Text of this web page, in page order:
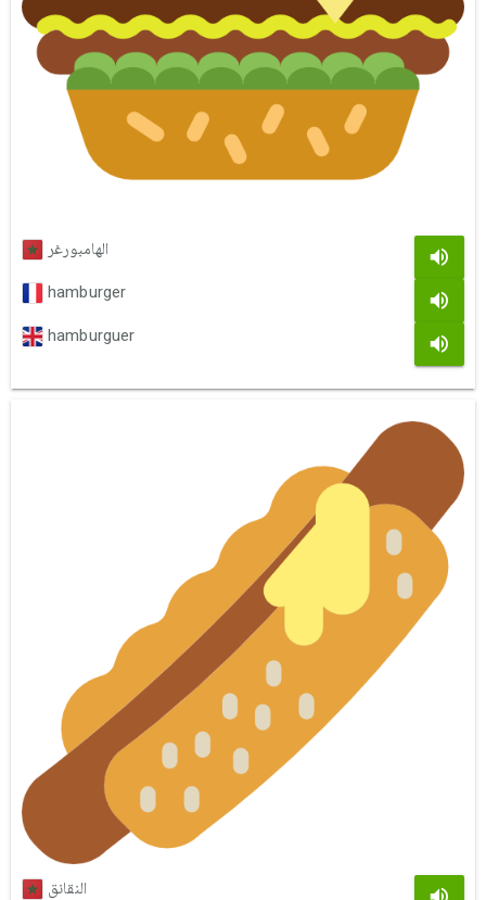
الهامبورغر
hamburger
hamburguer
النقانق